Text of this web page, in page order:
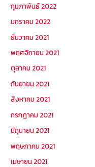
กุมภาพันธ์ 2022
มกราคม 2022
ธันวาคม 2021
พฤศจิกายน 2021
ตุลาคม 2021
กันยายน 2021
สิงหาคม 2021
กรกฎาคม 2021
มิถุนายน 2021
พฤษภาคม 2021
เมษายน 2021